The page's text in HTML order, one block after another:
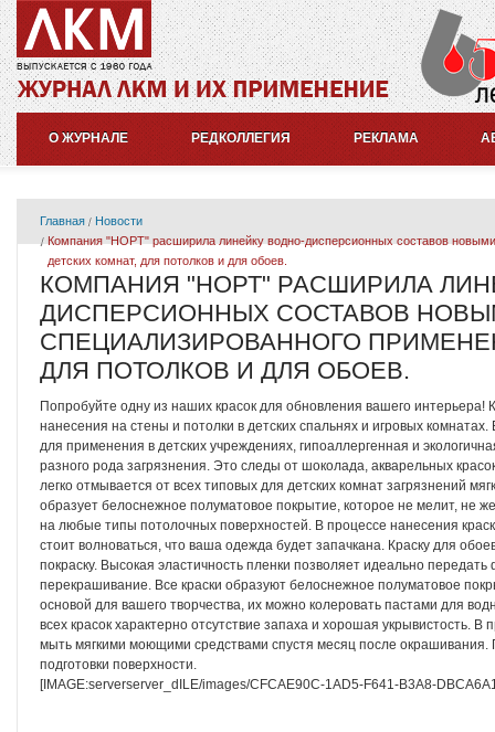
О ЖУРНАЛЕ РЕДКОЛЛЕГИЯ РЕКЛАМА
Главная
Новости
Компания "НОРТ" расширила линейку водно-дисперсионных составов
детских комнат, для потолков и для обоев.
КОМПАНИЯ "НОРТ" РАСШИРИЛА
ДИСПЕРСИОННЫХ СОСТАВОВ
СПЕЦИАЛИЗИРОВАННОГО
ДЛЯ ПОТОЛКОВ И ДЛЯ ОБОЕВ.
Попробуйте одну из наших красок для обновления вашего интерьера!
нанесения на стены и потолки в детских спальнях и игровых
для применения в детских учреждениях, гипоаллергенная и
разного рода загрязнения. Это следы от шоколада, акварельных
легко отмывается от всех типовых для детских комнат загрязнений
образует белоснежное полуматовое покрытие, которое не мелит, не
на любые типы потолочных поверхностей. В процессе нанесения
стоит волноваться, что ваша одежда будет запачкана. Краску для
покраску. Высокая эластичность пленки позволяет идеально
перекрашивание. Все краски образуют белоснежное полуматовое
основой для вашего творчества, их можно колеровать пастами для
всех красок характерно отсутствие запаха и хорошая укрывистость.
мыть мягкими моющими средствами спустя месяц после
подготовки поверхности.
[IMAGE:serverserver_dILE/images/CFCAE90C-1AD5-F641-B3A8-